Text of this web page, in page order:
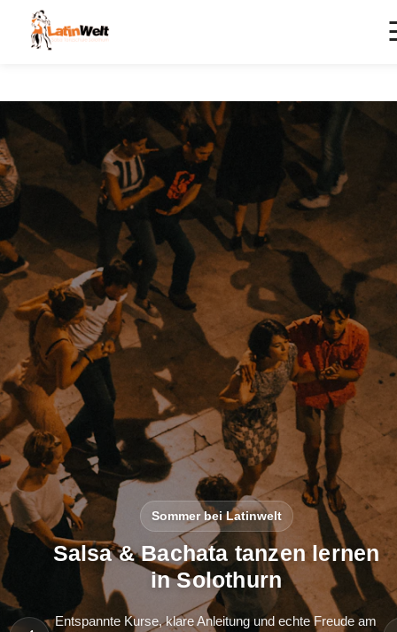
Sommer bei Latinwelt
Salsa & Bachata tanzen lernen
in Solothurn
Entspannte Kurse, klare Anleitung und echte Freude am